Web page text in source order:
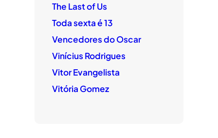
The Last of Us
Toda sexta é 13
Vencedores do Oscar
Vinícius Rodrigues
Vitor Evangelista
Vitória Gomez